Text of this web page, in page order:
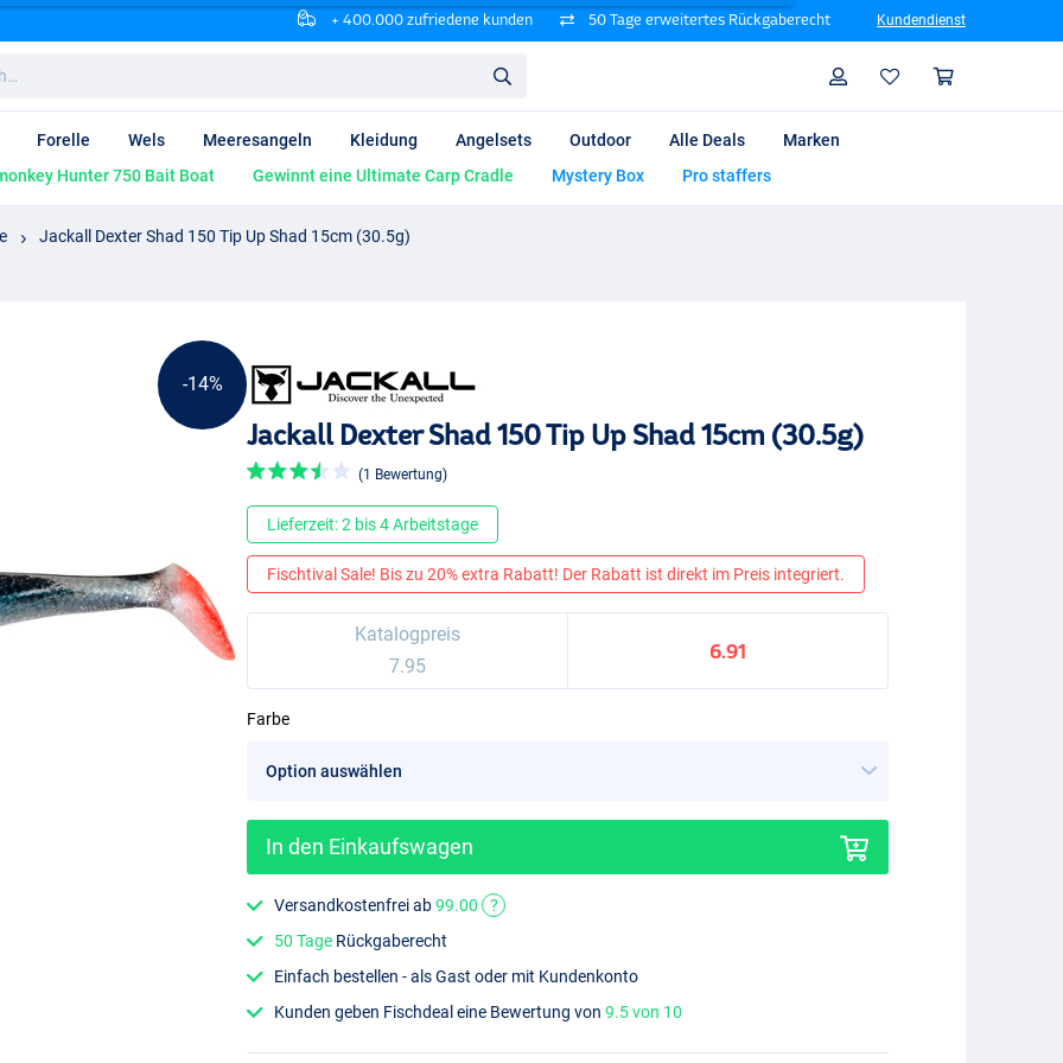
+ 400.000 zufriedene kunden 50 Tage erweitertes Rückgaberecht Kundendienst
Profil
Forelle Wels Meeresangeln Kleidung Angelsets Outdoor Alle Deals
Marken
Hunter 750 Bait Boat
Gewinnt eine Ultimate Carp Cradle Mystery Box Pro staffers
Jackall Dexter Shad 150 Tip Up Shad 15cm (30.5g)
-14%
Jackall Dexter Shad 150 Tip Up Shad 15cm (30.5g)
(1 Bewertung)
Lieferzeit: 2 bis 4 Arbeitstage
Fischtival Sale! Bis zu 20% extra Rabatt! Der Rabatt ist direkt im Preis integriert.
Katalogpreis
7.95
6.91
Farbe
In den Einkaufswagen
Versandkostenfrei ab99.00
?
50 Tage Rückgaberecht
Einfach bestellen - als Gast oder mit Kundenkonto
Kunden geben Fischdeal eine Bewertung von9.5 von 10